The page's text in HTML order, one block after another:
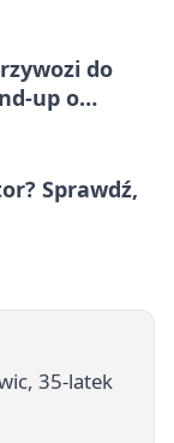
do
up o
Sprawdź,
35-latek